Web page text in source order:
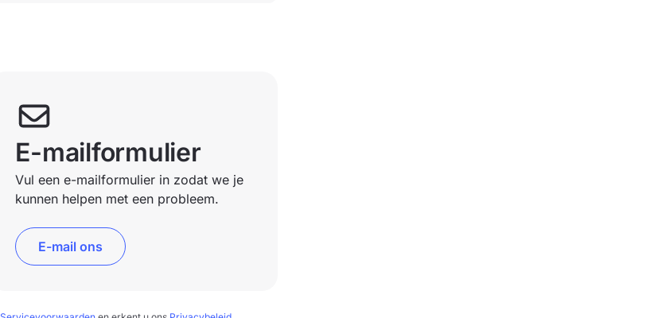
E-mailformulier
Vul een e-mailformulier in zodat we je
kunnen helpen met een probleem.
E-mail ons